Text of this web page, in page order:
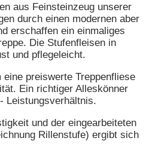
aus Feinsteinzeug unserer
durch einen modernen aber
erschaffen ein einmaliges
Die Stufenfleisen in
und pflegeleicht.
preiswerte Treppenfliese
Ein richtiger Alleskönner
Leistungsverhältnis.
und der eingearbeiteten
Rillenstufe) ergibt sich